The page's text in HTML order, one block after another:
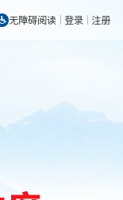
无障碍阅读 登录 注册